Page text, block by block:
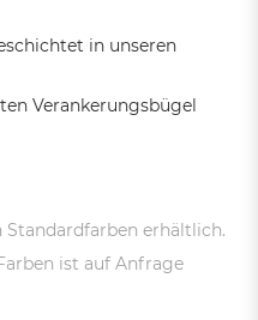
in unseren
Verankerungsbügel
erhältlich.
ist auf Anfrage